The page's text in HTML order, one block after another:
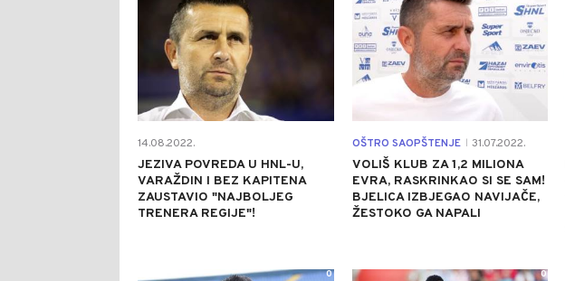
14.08.2022.
JEZIVA POVREDA U HNL-U,
VARAŽDIN I BEZ KAPITENA
ZAUSTAVIO "NAJBOLJEG
TRENERA REGIJE"!
OŠTRO SAOPŠTENJE 31.07.2022.
VOLIŠ KLUB ZA 1,2 MILIONA
EVRA, RASKRINKAO SI SE SAM!
BJELICA IZBJEGAO NAVIJAČE,
ŽESTOKO GA NAPALI
0 0